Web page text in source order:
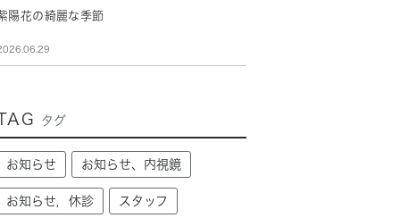
陽花の綺麗な季節
タグ
お知らせ お知らせ、内視鏡
お知らせ，休診 スタッフ